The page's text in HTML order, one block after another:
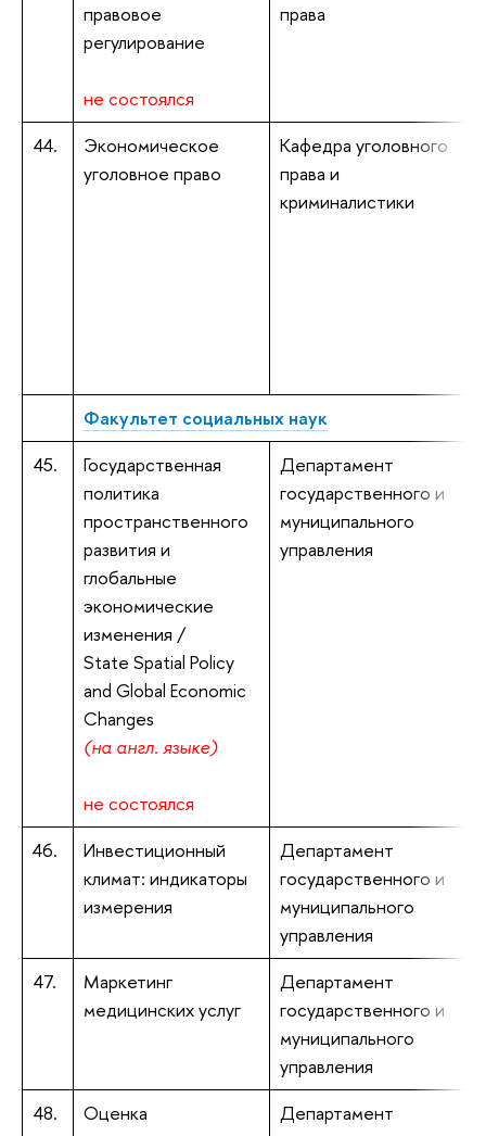
правовое
регулирование
не состоялся
права
44.
Экономическое
уголовное право
Кафедра уголовного
права и
криминалистики
Факультет социальных наук
45.
Государственная
политика
пространственного
развития и
глобальные
экономические
изменения /
State Spatial Policy
and Global Economic
Changes
(на англ. языке)
не состоялся
Департамент
государственного и
муниципального
управления
46.
Инвестиционный
климат: индикаторы
измерения
Департамент
государственного и
муниципального
управления
47.
Маркетинг
медицинских услуг
Департамент
государственного и
муниципального
управления
48.
Оценка
Департамент